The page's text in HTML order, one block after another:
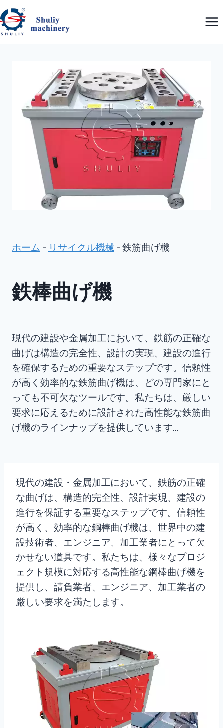
内
容
を
ホーム - リサイクル機械 - 鉄筋曲げ機
鉄棒曲げ機
現代の建設や金属加工において、鉄筋の正確な
曲げは構造の完全性、設計の実現、建設の進行
を確保するための重要なステップです。信頼性
が高く効率的な鉄筋曲げ機は、どの専門家にと
っても不可欠なツールです。私たちは、厳しい
要求に応えるために設計された高性能な鉄筋曲
げ機のラインナップを提供しています…
現代の建設・金属加工において、鉄筋の正確
な曲げは、構造的完全性、設計実現、建設の
進行を保証する重要なステップです。信頼性
が高く、効率的な鋼棒曲げ機は、世界中の建
設技術者、エンジニア、加工業者にとって欠
かせない道具です。私たちは、様々なプロジ
ェクト規模に対応する高性能な鋼棒曲げ機を
提供し、請負業者、エンジニア、加工業者の
厳しい要求を満たします。